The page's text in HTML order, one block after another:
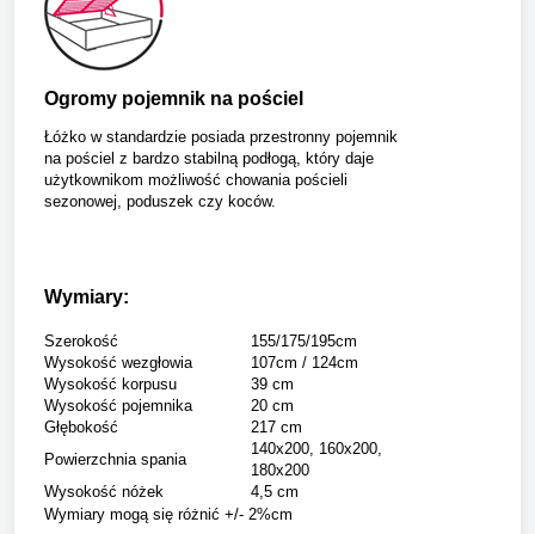
Ogromy pojemnik na pościel
Łóżko w standardzie posiada przestronny pojemnik
na pościel z bardzo stabilną podłogą, który daje
użytkownikom możliwość chowania pościeli
sezonowej, poduszek czy koców.
Wymiary:
Szerokość
155/175/195cm
Wysokość wezgłowia
107cm / 124cm
Wysokość korpusu
39 cm
Wysokość pojemnika
20 cm
Głębokość
217 cm
Powierzchnia spania
140x200, 160x200,
180x200
Wysokość nóżek
4,5 cm
Wymiary mogą się różnić +/- 2%cm